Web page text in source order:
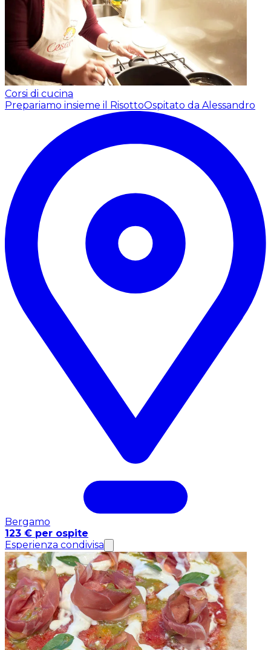
Corsi di cucina
Prepariamo insieme il RisottoOspitato da Alessandro
Bergamo
123 € per ospite
Esperienza condivisa